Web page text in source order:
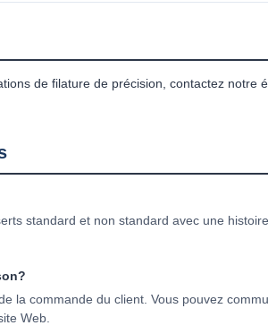
de filature de précision, contactez notre
standard et non standard avec une
la commande du client. Vous pouvez
Web.